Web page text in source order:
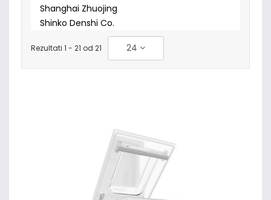
Shanghai Zhuojing
Shinko Denshi Co.
Rezultati 1 - 21 od 21 24